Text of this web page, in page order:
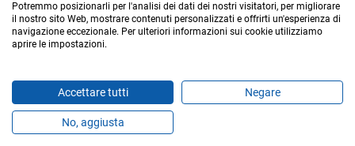
Prodotti Preferiti Temi
Amministrazione
Potremmo posizionarli per l'analisi dei dati dei nostri visitatori, per migliorare
il nostro sito Web, mostrare contenuti personalizzati e offrirti un'esperienza di
navigazione eccezionale. Per ulteriori informazioni sui cookie utilizziamo
aprire le impostazioni.
Accettare tutti Negare
No, aggiusta